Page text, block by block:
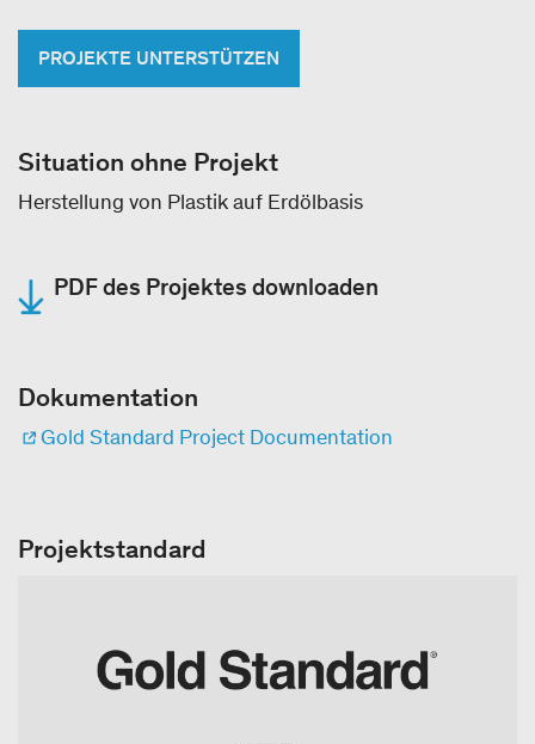
PROJEKTE UNTERSTÜTZEN
Situation ohne Projekt
Herstellung von Plastik auf Erdölbasis
PDF des Projektes downloaden
Dokumentation
Gold Standard Project Documentation
Projektstandard